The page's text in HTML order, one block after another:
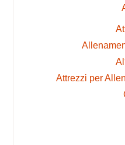
Attrezzi per